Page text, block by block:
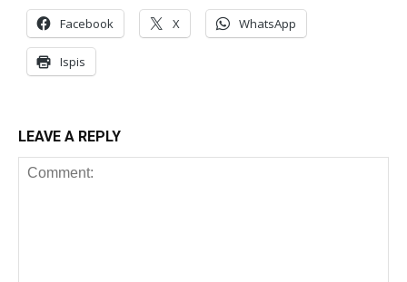
Facebook X WhatsApp
Ispis
LEAVE A REPLY